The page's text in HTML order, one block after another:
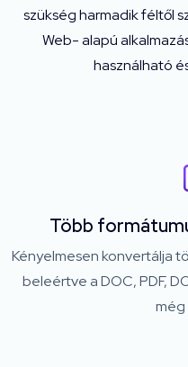
szükség harmadik féltől
Web- alapú
használható
Több
Kényelmesen konvertálja
beleértve a DOC, PDF,
még